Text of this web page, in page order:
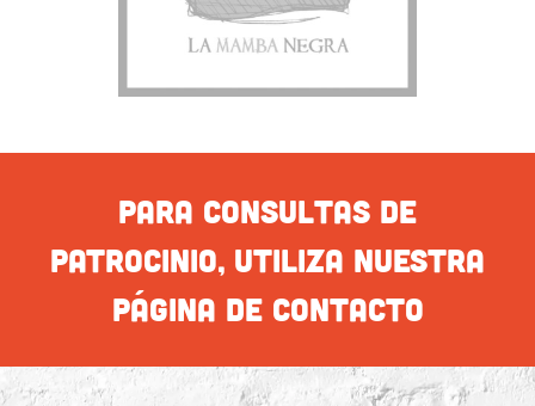
PARA CONSULTAS DE
PATROCINIO, UTILIZA NUESTRA
PÁGINA DE CONTACTO